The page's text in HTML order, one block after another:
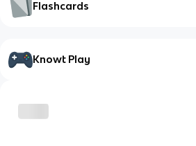
Flashcards
Knowt Play